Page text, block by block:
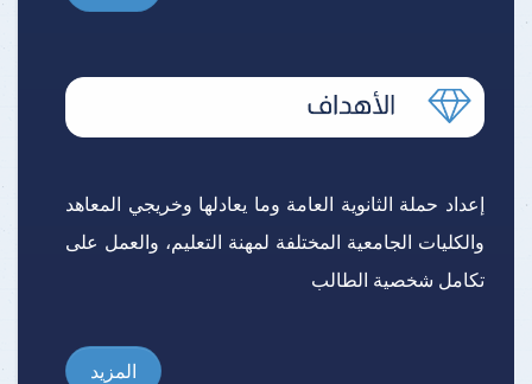
إعداد حملة الثانوية العامة وما يعادلها وخريجي المعاهد
والكليات الجامعية المختلفة لمهنة التعليم، والعمل على
تكامل شخصية الطالب
المزيد